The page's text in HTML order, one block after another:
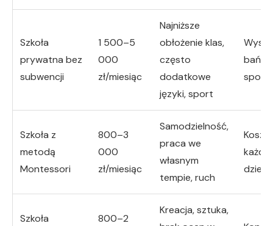
Szkoła
prywatna bez
subwencji
1 500–5
000
zł/miesiąc
Najniższe
obłożenie klas,
często
dodatkowe
języki, sport
bańka
Szkoła z
metodą
Montessori
800–3
000
zł/miesiąc
Samodzielność,
praca we
własnym
tempie, ruch
Szkoła
800–2
Kreacja, sztuka,